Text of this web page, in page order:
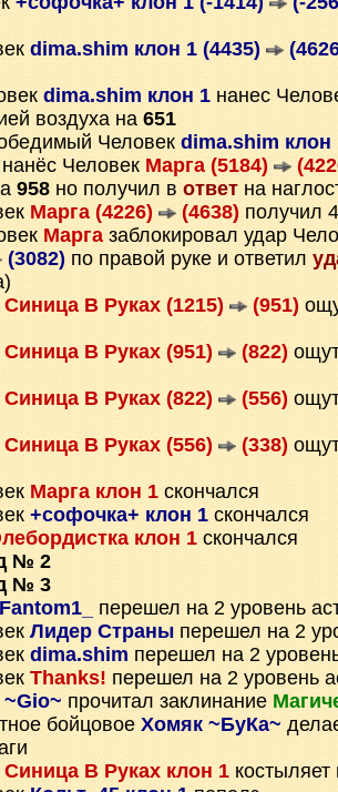
dima.shim клон 1 (4435)
dima.shim клон 1 нанес
воздуха на 651
Человек dima.shim клон
Человек Марга (5184)
958 но получил в ответ на
Марга (4226) (4638) получил
Маргазаблокировал удар
(3082) по правой руке и ответил
Синица В Руках (1215) (951)
Синица В Руках (951) (822)
Синица В Руках (822) (556)
Синица В Руках (556) (338)
Марга клон 1 скончался
+софочка+ клон 1 скончался
клон 1 скончался
№ 2
№ 3
_Fantom1_
перешел на 2 уровень
Лидер Страны перешел на 2
dima.shim перешел на 2
Thanks! перешел на 2 уровень
~Gio~ прочитал заклинание
бойцовое Хомяк ~БуКа~
Синица В Руках клон 1 костыляет